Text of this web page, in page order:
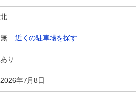
北
無 近くの駐車場を探す
あり
2026年7月8日